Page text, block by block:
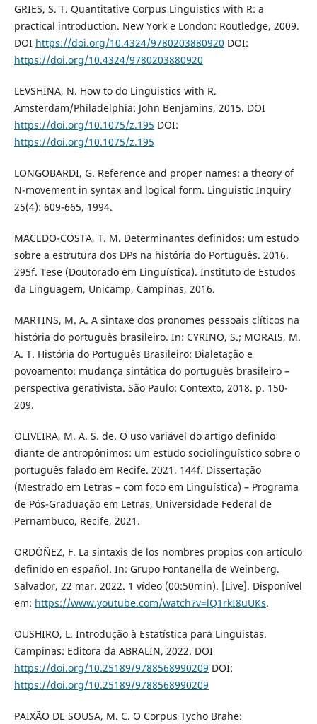
GRIES, S. T. Quantitative Corpus Linguistics with R: a
practical introduction. New York e London: Routledge, 2009.
DOI https://doi.org/10.4324/9780203880920 DOI:
https://doi.org/10.4324/9780203880920
LEVSHINA, N. How to do Linguistics with R.
Amsterdam/Philadelphia: John Benjamins, 2015. DOI
https://doi.org/10.1075/z.195 DOI:
https://doi.org/10.1075/z.195
LONGOBARDI, G. Reference and proper names: a theory of
N-movement in syntax and logical form. Linguistic Inquiry
25(4): 609-665, 1994.
MACEDO-COSTA, T. M. Determinantes definidos: um estudo
sobre a estrutura dos DPs na história do Português. 2016.
295f. Tese (Doutorado em Linguística). Instituto de Estudos
da Linguagem, Unicamp, Campinas, 2016.
MARTINS, M. A. A sintaxe dos pronomes pessoais clíticos na
história do português brasileiro. In: CYRINO, S.; MORAIS, M.
A. T. História do Português Brasileiro: Dialetação e
povoamento: mudança sintática do português brasileiro –
perspectiva gerativista. São Paulo: Contexto, 2018. p. 150-
209.
OLIVEIRA, M. A. S. de. O uso variável do artigo definido
diante de antropônimos: um estudo sociolinguístico sobre o
português falado em Recife. 2021. 144f. Dissertação
(Mestrado em Letras – com foco em Linguística) – Programa
de Pós-Graduação em Letras, Universidade Federal de
Pernambuco, Recife, 2021.
ORDÓÑEZ, F. La sintaxis de los nombres propios con artículo
definido en español. In: Grupo Fontanella de Weinberg.
Salvador, 22 mar. 2022. 1 vídeo (00:50min). [Live]. Disponível
em: https://www.youtube.com/watch?v=lQ1rkI8uUKs.
OUSHIRO, L. Introdução à Estatística para Linguistas.
Campinas: Editora da ABRALIN, 2022. DOI
https://doi.org/10.25189/9788568990209 DOI:
https://doi.org/10.25189/9788568990209
PAIXÃO DE SOUSA, M. C. O Corpus Tycho Brahe: